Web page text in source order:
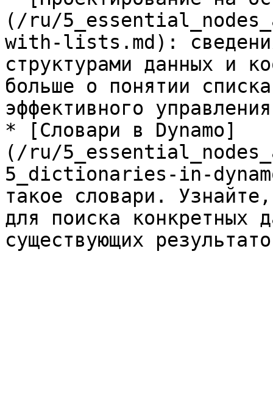
(/ru/
with-lists.md):
структурами данных и
больше о понятии
эффективного
* [Словари в Dynamo]
(/ru/
5_dictionaries-in-
такое словари.
для поиска конкретных